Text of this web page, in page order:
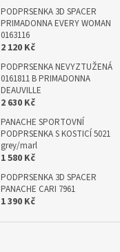
PODPRSENKA 3D SPACER
PRIMADONNA EVERY WOMAN
0163116
2 120 Kč
PODPRSENKA NEVYZTUŽENÁ
0161811 B PRIMADONNA
DEAUVILLE
2 630 Kč
PANACHE SPORTOVNÍ
PODPRSENKA S KOSTICÍ 5021
grey/marl
1 580 Kč
PODPRSENKA 3D SPACER
PANACHE CARI 7961
1 390 Kč